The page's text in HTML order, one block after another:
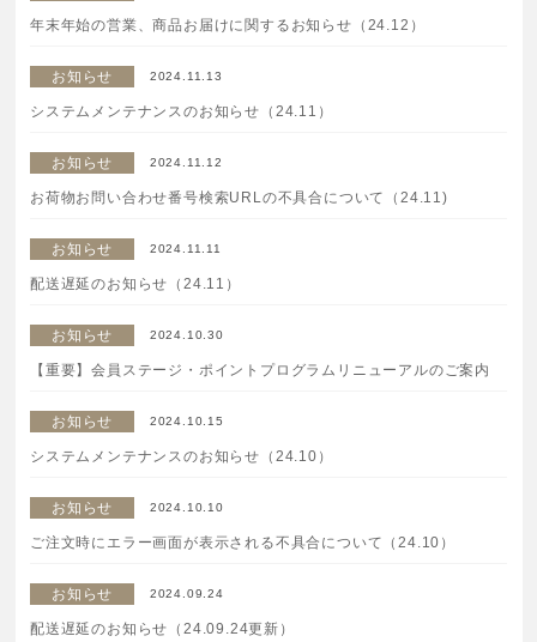
ご注文はフリーダイヤルでも承ります
0120-557-020
フォームでのお問合わせはこちら
年末年始の営業、商品お届けに関するお知らせ（24.12）
お知らせ 2024.11.13
システムメンテナンスのお知らせ（24.11）
お知らせ 2024.11.12
お荷物お問い合わせ番号検索URLの不具合について（24.11)
お知らせ 2024.11.11
配送遅延のお知らせ（24.11）
お知らせ 2024.10.30
【重要】会員ステージ・ポイントプログラムリニューアルのご案内
お知らせ 2024.10.15
システムメンテナンスのお知らせ（24.10）
お知らせ 2024.10.10
ご注文時にエラー画面が表示される不具合について（24.10）
お知らせ 2024.09.24
配送遅延のお知らせ（24.09.24更新）